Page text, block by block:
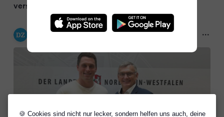
🍪 Cookies sind nicht nur lecker, sondern helfen uns auch, deine
verstorbenen Dietmar Panske gefunden
Dorstener Zeitung